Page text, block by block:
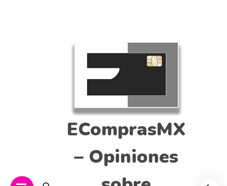
EComprasMX
– Opiniones